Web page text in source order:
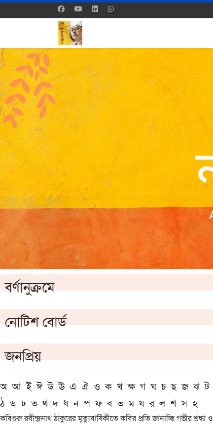
বর্ণানুক্রমে
নোটিশ বোর্ড
জনপ্রিয়
অ আ ই ঈ উ ঊ এ ঐ ও ক খ ক্ষ গ ঘ চ ছ জ ঝ ট
ঠ ড ঢ ত থ দ ধ ন প ফ ব ভ ম য র ল শ স হ
কবিগুরু রবীন্দ্রনাথ ঠাকুরের মৃত্যুবার্ষিকীতে কবির প্রতি জানাচ্ছি গভীর শ্রদ্ধা ও